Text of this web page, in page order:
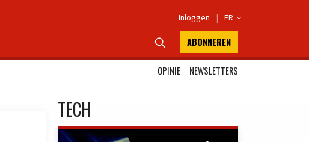
Inloggen | FR 
 ABONNEREN
OPINIE
NEWSLETTERS
TECH